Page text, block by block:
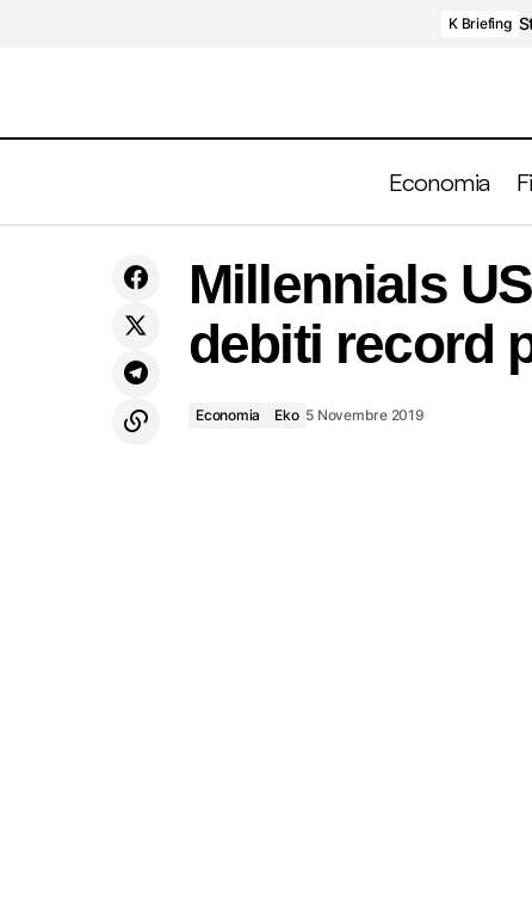
K Briefing
Economia
tensioni commerciali?
Economia Eko
Millennials
debiti record
Economia Eko 5 Novembre 2019